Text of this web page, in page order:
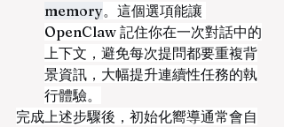
memory。這個選項能讓
OpenClaw 記住你在一次對話中的
上下文，避免每次提問都要重複背
景資訊，大幅提升連續性任務的執
行體驗。
完成上述步驟後，初始化嚮導通常會自